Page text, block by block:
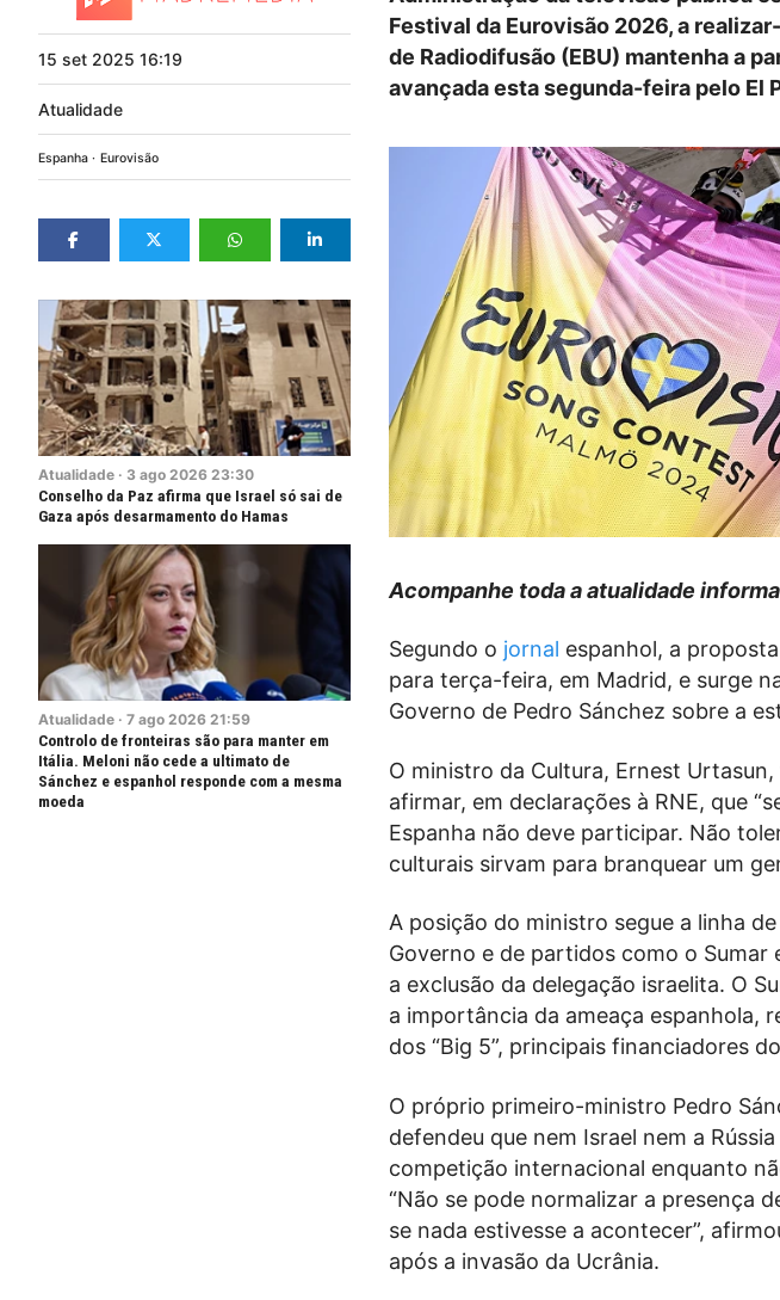
15 set 2025 16:19
Atualidade
Espanha Eurovisão
Atualidade · 3 ago 2026 23:30
Conselho da Paz afirma que Israel só sai de
Gaza após desarmamento do Hamas
Atualidade · 7 ago 2026 21:59
Controlo de fronteiras são para manter em
Itália. Meloni não cede a ultimato de
Sánchez e espanhol responde com a mesma
moeda
Festival da Eurovisão 2026, a
de Radiodifusão (EBU) mantenha a
avançada esta segunda-feira pelo El
Acompanhe toda a atualidade
Segundo o jornal espanhol, a
para terça-feira, em Madrid, e surge
Governo de Pedro Sánchez sobre a
O ministro da Cultura, Ernest
afirmar, em declarações à RNE, que
Espanha não deve participar. Não
culturais sirvam para branquear um
A posição do ministro segue a linha
Governo e de partidos como o Sumar
a exclusão da delegação israelita. O
a importância da ameaça espanhola,
dos “Big 5”, principais financiadores
O próprio primeiro-ministro Pedro
defendeu que nem Israel nem a
competição internacional enquanto
“Não se pode normalizar a presença
se nada estivesse a acontecer”,
após a invasão da Ucrânia.